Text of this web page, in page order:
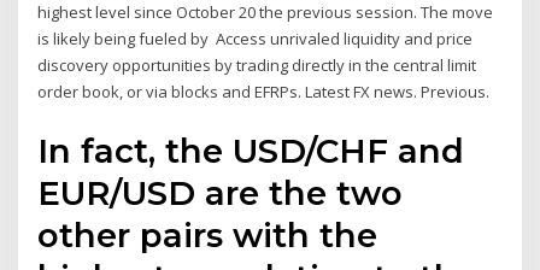
highest level since October 20 the previous session. The move
is likely being fueled by Access unrivaled liquidity and price
discovery opportunities by trading directly in the central limit
order book, or via blocks and EFRPs. Latest FX news. Previous.
In fact, the USD/CHF and
EUR/USD are the two
other pairs with the